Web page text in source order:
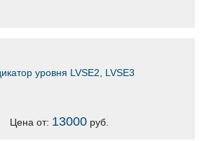
уровня LVSE2, LVSE3
Цена от: 13000руб.